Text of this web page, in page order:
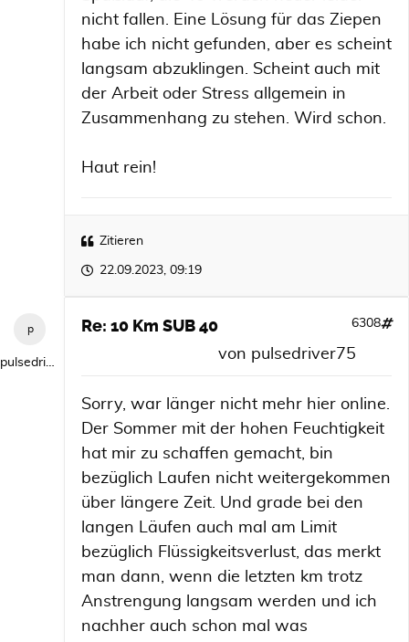
nicht fallen. Eine Lösung für das Ziepen
habe ich nicht gefunden, aber es scheint
langsam abzuklingen. Scheint auch mit
der Arbeit oder Stress allgemein in
Zusammenhang zu stehen. Wird schon.
Haut rein!
Zitieren
22.09.2023, 09:19
pulsedriver75
Re: 10 Km SUB 40 6308
von pulsedriver75
Sorry, war länger nicht mehr hier online.
Der Sommer mit der hohen Feuchtigkeit
hat mir zu schaffen gemacht, bin
bezüglich Laufen nicht weitergekommen
über längere Zeit. Und grade bei den
langen Läufen auch mal am Limit
bezüglich Flüssigkeitsverlust, das merkt
man dann, wenn die letzten km trotz
Anstrengung langsam werden und ich
nachher auch schon mal was